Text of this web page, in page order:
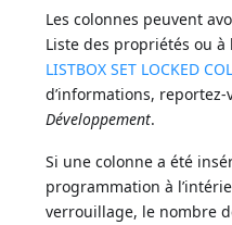
Les colonnes peuvent
Liste des propriétés ou à
LISTBOX SET LOCKED
d’informations,
Développement.
Si une colonne a été
programmation à
verrouillage, le nombre